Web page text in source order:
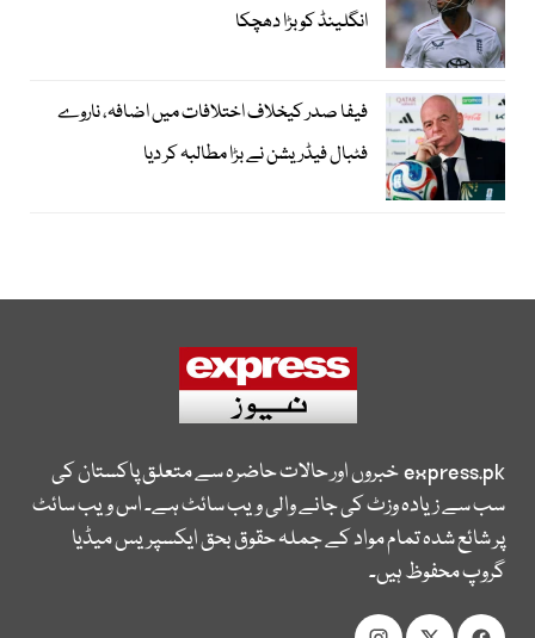
انگلینڈ کو بڑا دھچکا
فیفا صدر کیخلاف اختلافات میں اضافہ، ناروے
فٹبال فیڈریشن نے بڑا مطالبہ کر دیا
express.pkخبروں اور حالات حاضرہ سے متعلق پاکستان کی
سب سے زیادہ وزٹ کی جانے والی ویب سائٹ ہے۔ اس ویب سائٹ
پر شائع شدہ تمام مواد کے جملہ حقوق بحق ایکسپریس میڈیا
گروپ محفوظ ہیں۔